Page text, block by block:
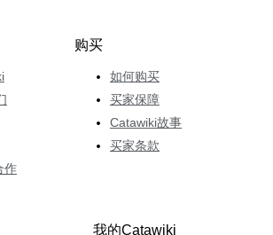
作
购买
如何购买
买家保障
Catawiki故事
买家条款
我的Catawiki